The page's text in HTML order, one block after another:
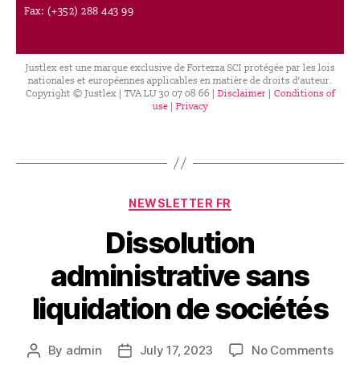
Fax: (+352) 288 443 99
Justlex est une marque exclusive de Fortezza SCI protégée par les lois
nationales et européennes applicables en matière de droits d’auteur.
Copyright © Justlex | TVA LU 30 07 08 66 | Disclaimer | Conditions of
use| Privacy
NEWSLETTER FR
Dissolution
administrative sans
liquidation de sociétés
By admin July 17, 2023 No Comments